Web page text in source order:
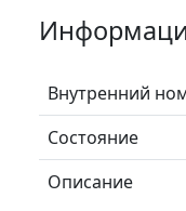
Внутренний
Состояние
Описание